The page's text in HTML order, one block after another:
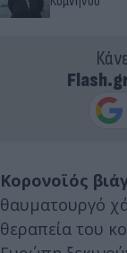
Κορονοϊός
θαυματουργό
θεραπεία του